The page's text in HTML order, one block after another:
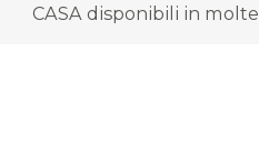
CASA disponibili in